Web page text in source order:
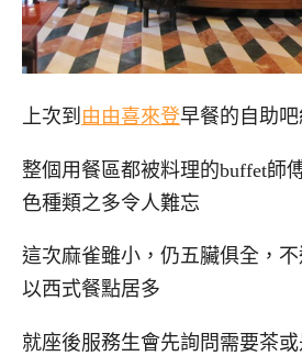
上次到 由由喜來登早餐的自助
整個用餐區都被料理的buffet師
色種類之多令人難忘
這次麻雀雖小，仍五臟俱全，
以西式餐點居多
就座後服務生會先詢問需要茶